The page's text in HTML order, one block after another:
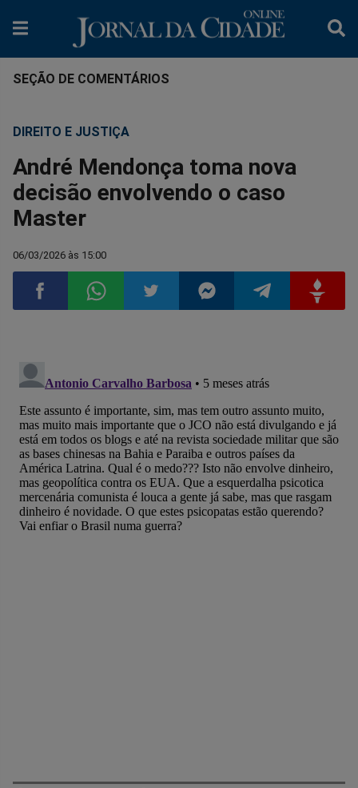
SEÇÃO DE COMENTÁRIOS
DIREITO E JUSTIÇA
André Mendonça toma nova
decisão envolvendo o caso
Master
06/03/2026 às 15:00
no
Facebook
no
Whatsapp
no
Twitter
no
Messenger
no
TelegramGettr